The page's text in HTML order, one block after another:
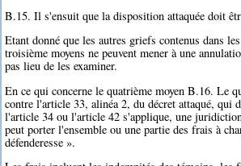
B.15. Il s'ensuit que la disposition attaquée doit
Etant donné que les autres griefs contenus dans
troisième moyens ne peuvent mener à une
pas lieu de les examiner.
En ce qui concerne le quatrième moyen B.16. Le
contre l'article 33, alinéa 2, du décret attaqué, qui
l'article 34 ou l'article 42 s'applique, une
peut porter l'ensemble ou une partie des frais à
défenderesse ».